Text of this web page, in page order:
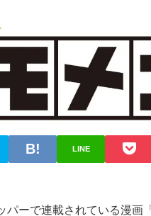
LINE
パーで連載されている漫画「